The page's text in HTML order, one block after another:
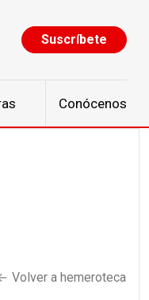
Suscríbete
Conócenos
Volver a hemeroteca